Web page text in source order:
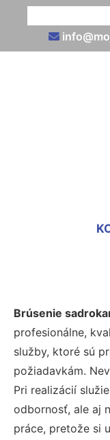
Brúsenie
profesionálne,
služby, ktoré sú
požiadavkám.
Pri realizácií
odbornosť, ale aj
práce, pretože si